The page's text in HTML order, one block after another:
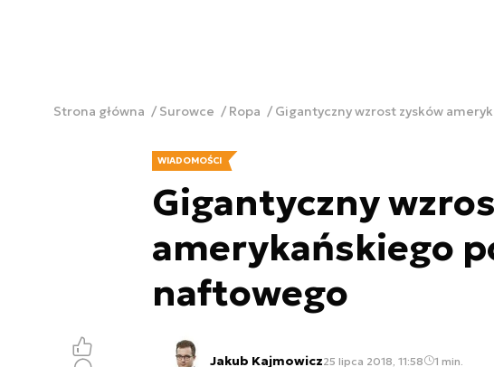
Strona główna Surowce Ropa Gigantyczny wzrost zysków
WIADOMOŚCI
Gigantyczny
amerykańskiego
naftowego
Jakub Kajmowicz25 lipca 2018, 11:58 1 min.